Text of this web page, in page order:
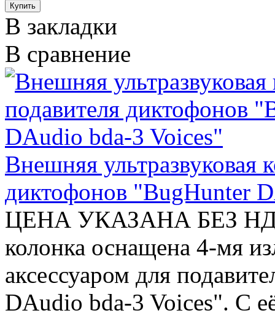
В закладки
В сравнение
Внешняя ультразвуковая
диктофонов "BugHunter
ЦЕНА УКАЗАНА БЕЗ НДС
колонка оснащена 4-мя
аксессуаром для
DAudio bda-3 Voices". С